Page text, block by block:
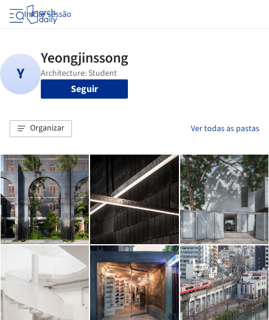
Iniciar sessão
Seguir
Organizar Ver todas as pastas